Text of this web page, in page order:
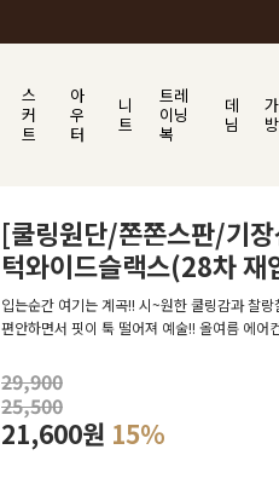
스
커
트
아
우
터
니
트
트레
이닝
복
데
님
가
방
[쿨링원단/쫀쫀스판/기
턱와이드슬랙스(28차 재
입는순간 여기는 계곡!! 시~원한 쿨링감과 찰
편안하면서 핏이 툭 떨어져 예술!! 올여름 에어
29,900
25,500
21,600원 15%